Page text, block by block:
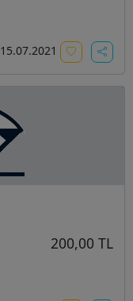
15.07.2021
200,00 TL